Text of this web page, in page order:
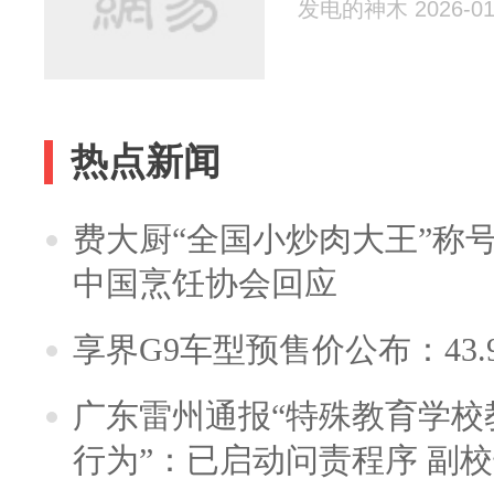
发电的神木 2026-
热点新闻
费大厨“全国小炒肉大王”称
中国烹饪协会回应
享界G9车型预售价公布：
广东雷州通报“特殊教育学
行为”：已启动问责程序 副